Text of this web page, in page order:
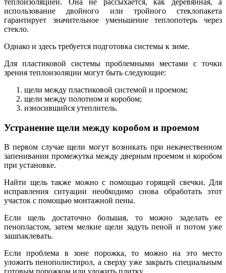
теплоизоляцией. Она не рассыхается, как деревянная, а
использование двойного или тройного стеклопакета
гарантирует значительное уменьшение теплопотерь через
стекло.
Однако и здесь требуется подготовка системы к зиме.
Для пластиковой системы проблемными местами с точки
зрения теплоизоляции могут быть следующие:
щели между пластиковой системой и проемом;
щели между полотном и коробом;
износившийся утеплитель.
Устранение щели между коробом и проемом
В первом случае щели могут возникать при некачественном
запенивании промежутка между дверным проемом и коробом
при установке.
Найти щель также можно с помощью горящей свечки. Для
исправления ситуации необходимо снова обработать этот
участок с помощью монтажной пены.
Если щель достаточно большая, то можно заделать ее
пенопластом, затем мелкие щели задуть пеной и потом уже
зашпаклевать.
Если проблема в зоне порожка, то можно на это место
уложить пенополистирол, а сверху уже закрыть специальным